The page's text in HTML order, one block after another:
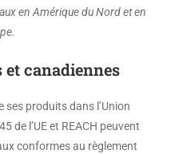
en Amérique du Nord et en
et canadiennes
ses produits dans l’Union
de l’UE et REACH peuvent
conformes au règlement